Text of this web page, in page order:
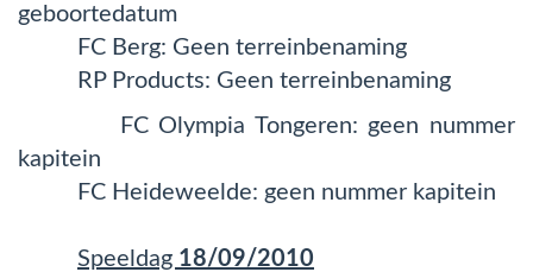
geboortedatum
FC Berg: Geen terreinbenaming
RP Products: Geen terreinbenaming
FC Olympia Tongeren: geen nummer
kapitein
FC Heideweelde: geen nummer kapitein
Speeldag 18/09/2010